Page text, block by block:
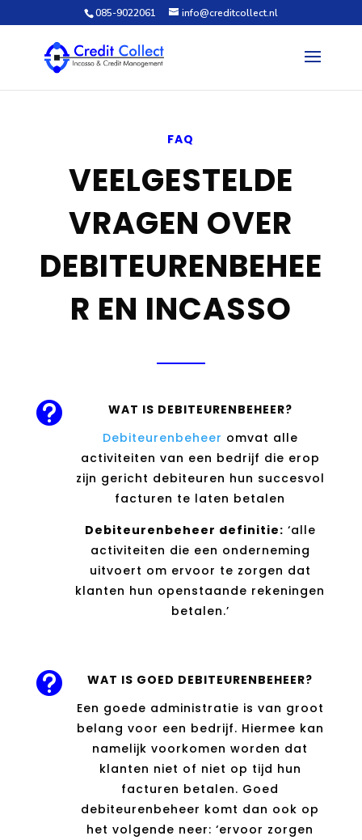
085-9022061 info@creditcollect.nl
FAQ
VEELGESTELDE
VRAGEN OVER
DEBITEURENBEHEE
R EN INCASSO

WAT IS DEBITEURENBEHEER?
Debiteurenbeheer omvat alle
activiteiten van een bedrijf die erop
zijn gericht debiteuren hun succesvol
facturen te laten betalen
Debiteurenbeheer definitie: ‘alle
activiteiten die een onderneming
uitvoert om ervoor te zorgen dat
klanten hun openstaande rekeningen
betalen.’

WAT IS GOED DEBITEURENBEHEER?
Een goede administratie is van groot
belang voor een bedrijf. Hiermee kan
namelijk voorkomen worden dat
klanten niet of niet op tijd hun
facturen betalen. Goed
debiteurenbeheer komt dan ook op
het volgende neer: ‘ervoor zorgen